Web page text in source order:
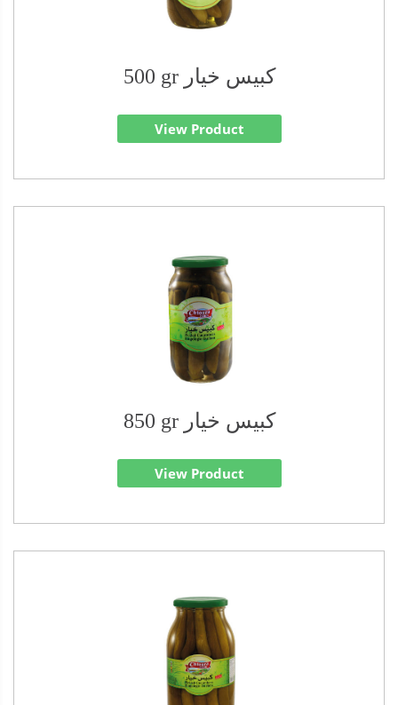
500 gr كبيس خيار
View Product
850 gr كبيس خيار
View Product